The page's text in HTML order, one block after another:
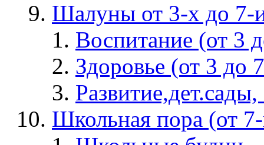
Шалуны от 3-х до 7-
Воспитание (от 3
Здоровье (от 3 до
Школьная пора (от